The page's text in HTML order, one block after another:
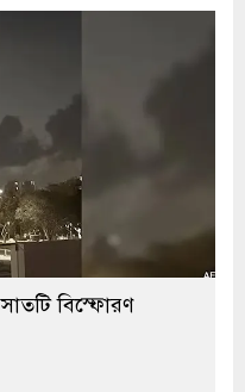
বিস্ফোরণ